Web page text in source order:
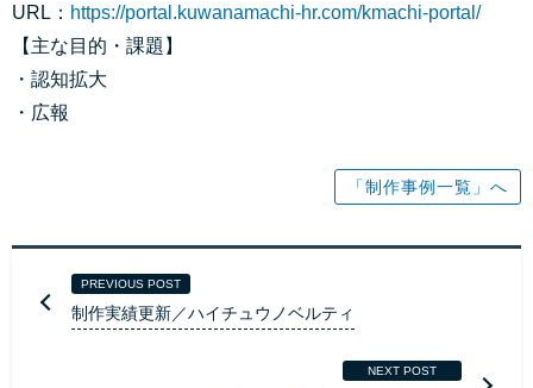
URL： https://portal.kuwanamachi-hr.com/kmachi-portal/
【主な目的・課題】
・認知拡大
・広報
「制作事例一覧」へ
PREVIOUS POST
制作実績更新／ハイチュウノベルティ
NEXT POST